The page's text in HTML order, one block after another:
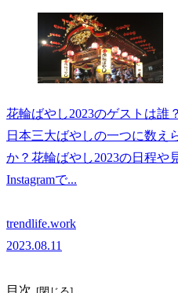
花輪ばやし2023のゲストは誰
日本三大ばやしの一つに数え
か？花輪ばやし2023の日程や
Instagramで...
trendlife.work
2023.08.11
目次